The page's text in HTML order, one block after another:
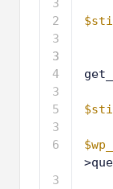
2
3
3
3
4
3
5
3
6
3